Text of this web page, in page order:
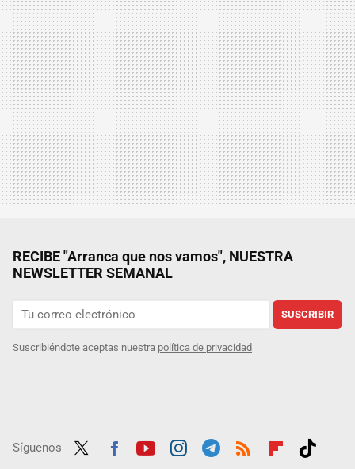
RECIBE "Arranca que nos vamos", NUESTRA
NEWSLETTER SEMANAL
SUSCRIBIR
Suscribiéndote aceptas nuestra política de privacidad
Síguenos